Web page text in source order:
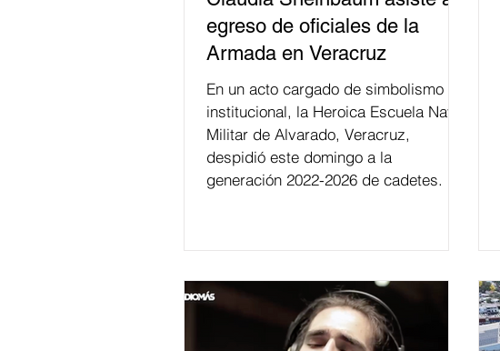
egreso de oficiales de la
Armada en Veracruz
En un acto cargado de simbolismo
institucional, la Heroica Escuela Naval
Militar de Alvarado, Veracruz,
despidió este domingo a la
generación 2022-2026 de cadetes.